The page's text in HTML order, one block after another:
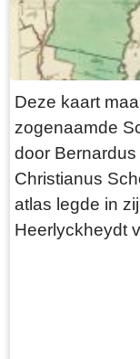
Deze kaart
zogenaamde
door
Christianus
atlas legde in
Heerlyckheydt